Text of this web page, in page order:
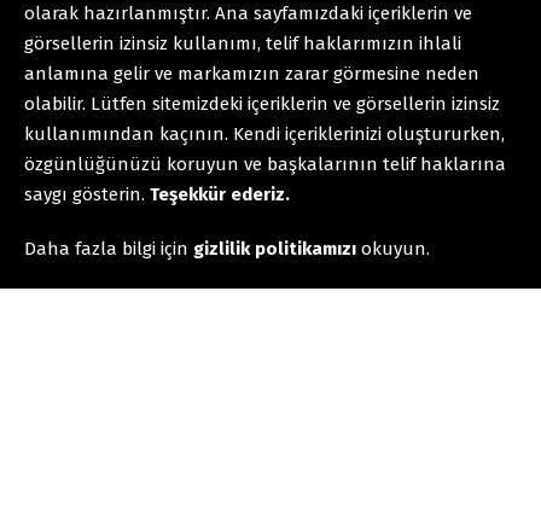
olarak hazırlanmıştır. Ana sayfamızdaki içeriklerin ve
görsellerin izinsiz kullanımı, telif haklarımızın ihlali
anlamına gelir ve markamızın zarar görmesine neden
olabilir. Lütfen sitemizdeki içeriklerin ve görsellerin izinsiz
kullanımından kaçının. Kendi içeriklerinizi oluştururken,
özgünlüğünüzü koruyun ve başkalarının telif haklarına
saygı gösterin. Teşekkür ederiz.
Daha fazla bilgi için gizlilik politikamızı okuyun.